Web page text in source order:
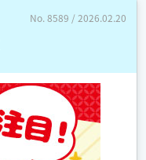
No. 8589 / 2026.02.20